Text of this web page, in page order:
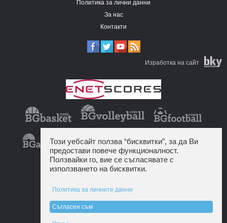
Политика за лични данни
За нас
Контакти
Изработка на сайт
Този уебсайт ползва “бисквитки”, за да Ви
предостави повече функционалност.
Ползвайки го, вие се съгласявате с
използването на бисквитки.
Политика за личните данни
Съгласен съм